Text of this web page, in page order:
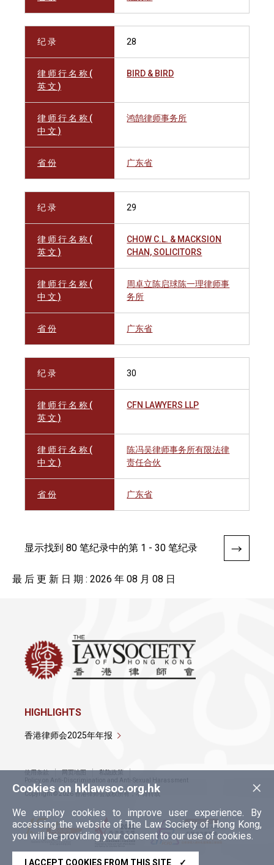
纪 录 28
律 师 行 名 称 (
英 文 )
BIRD & BIRD
律 师 行 名 称 (
中 文 )
鸿鹄律师事务所
省 份 广东省
纪 录 29
律 师 行 名 称 (
英 文 )
CHOW C.L. & MACKSION
CHAN, SOLICITORS
律 师 行 名 称 (
中 文 )
周卓立陈启球陈一理律师事
务所
省 份 广东省
纪 录 30
律 师 行 名 称 (
英 文 )
CFN LAWYERS LLP
律 师 行 名 称 (
中 文 )
陈冯吴律师事务所有限法律
责任合伙
省 份 广东省
显示找到 80 笔纪录中的第 1 - 30 笔纪录
最 后 更 新 日 期 : 2026 年 08 月 08 日
×
Cookies on hklawsoc.org.hk
We employ cookies to improve user experience. By
accessing the website of The Law Society of Hong Kong,
you will be providing your consent to our use of cookies.
I ACCEPT COOKIES FROM THIS SITE ✓
HIGHLIGHTS
香港律师会2025年年报
使用条款 网页地图
私隐政策
Policy on Anti-Discrimination and Anti-Sexual Harassment
Copyright © 2026 香港律师会版权所有，不得转载